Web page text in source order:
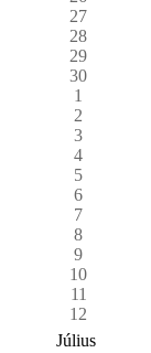
27
28
29
30
1
2
3
4
5
6
7
8
9
10
11
12
Július